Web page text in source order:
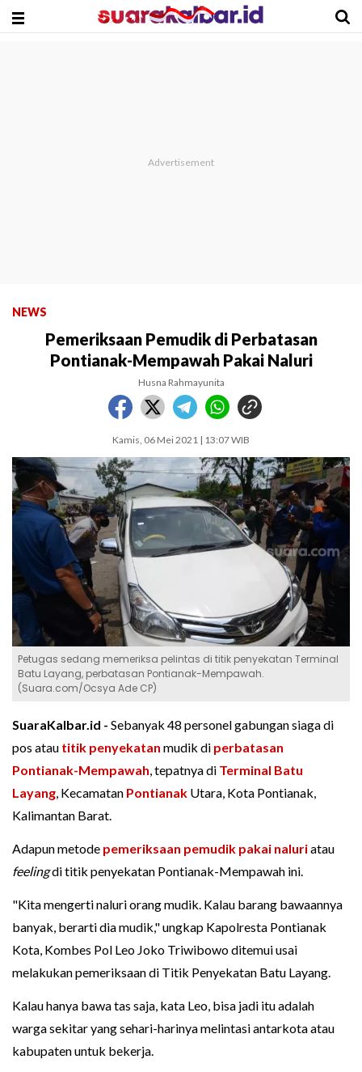
NEWS
Pemeriksaan Pemudik di Perbatasan
Pontianak-Mempawah Pakai Naluri
Husna Rahmayunita
Kamis, 06 Mei 2021 | 13:07 WIB
Petugas sedang memeriksa pelintas di titik penyekatan Terminal
Batu Layang, perbatasan Pontianak-Mempawah.
(Suara.com/Ocsya Ade CP)
SuaraKalbar.id - Sebanyak 48 personel gabungan siaga di
pos atau titik penyekatan mudik di perbatasan
Pontianak-Mempawah, tepatnya di Terminal Batu
Layang, Kecamatan Pontianak Utara, Kota Pontianak,
Kalimantan Barat.
Adapun metode pemeriksaan pemudik pakai naluriatau
feelingdi titik penyekatan Pontianak-Mempawah ini.
"Kita mengerti naluri orang mudik. Kalau barang bawaannya
banyak, berarti dia mudik," ungkap Kapolresta Pontianak
Kota, Kombes Pol Leo Joko Triwibowo ditemui usai
melakukan pemeriksaan di Titik Penyekatan Batu Layang.
Kalau hanya bawa tas saja, kata Leo, bisa jadi itu adalah
warga sekitar yang sehari-harinya melintasi antarkota atau
kabupaten untuk bekerja.